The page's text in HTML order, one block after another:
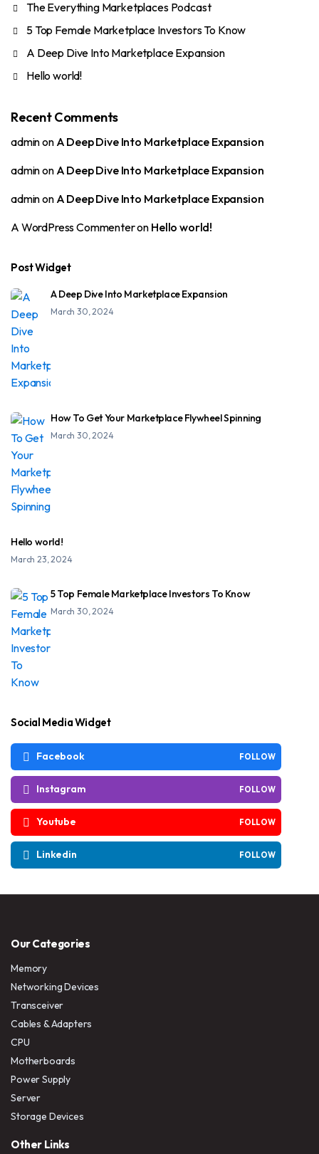
The Everything Marketplaces Podcast
5 Top Female Marketplace Investors To Know
A Deep Dive Into Marketplace Expansion
Hello world!
Recent Comments
adminon A Deep Dive Into Marketplace Expansion
adminon A Deep Dive Into Marketplace Expansion
adminon A Deep Dive Into Marketplace Expansion
A WordPress Commenteron Hello world!
Post Widget
A Deep Dive Into Marketplace Expansion
March 30, 2024
How To Get Your Marketplace Flywheel Spinning
March 30, 2024
Hello world!
March 23, 2024
5 Top Female Marketplace Investors To Know
March 30, 2024
Social Media Widget
Facebook FOLLOW
Instagram FOLLOW
Youtube FOLLOW
Linkedin FOLLOW
Our Categories
Memory
Networking Devices
Transceiver
Cables & Adapters
CPU
Motherboards
Power Supply
Server
Storage Devices
Other Links